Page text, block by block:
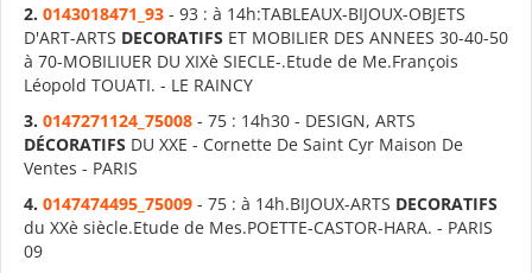
2. 0143018471_93 - 93 : à 14h:TABLEAUX-BIJOUX-OBJETS
D'ART-ARTS DECORATIFS ET MOBILIER DES ANNEES 30-40-50
à 70-MOBILIUER DU XIXè SIECLE-.Etude de Me.François
Léopold TOUATI. - LE RAINCY
3. 0147271124_75008 - 75 : 14h30 - DESIGN, ARTS
DÉCORATIFS DU XXE - Cornette De Saint Cyr Maison De
Ventes - PARIS
4. 0147474495_75009 - 75 : à 14h.BIJOUX-ARTS DECORATIFS
du XXè siècle.Etude de Mes.POETTE-CASTOR-HARA. - PARIS
09